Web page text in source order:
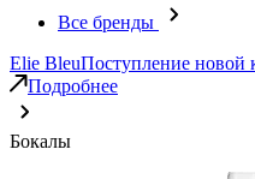
Все бренды
Elie BleuПоступление новой
Подробнее
Бокалы